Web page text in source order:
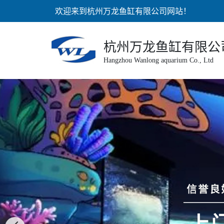
欢迎来到杭州万龙鱼缸有限公司网站！
杭州万龙鱼缸有限
Hangzhou Wanlong aquarium Co., Ltd